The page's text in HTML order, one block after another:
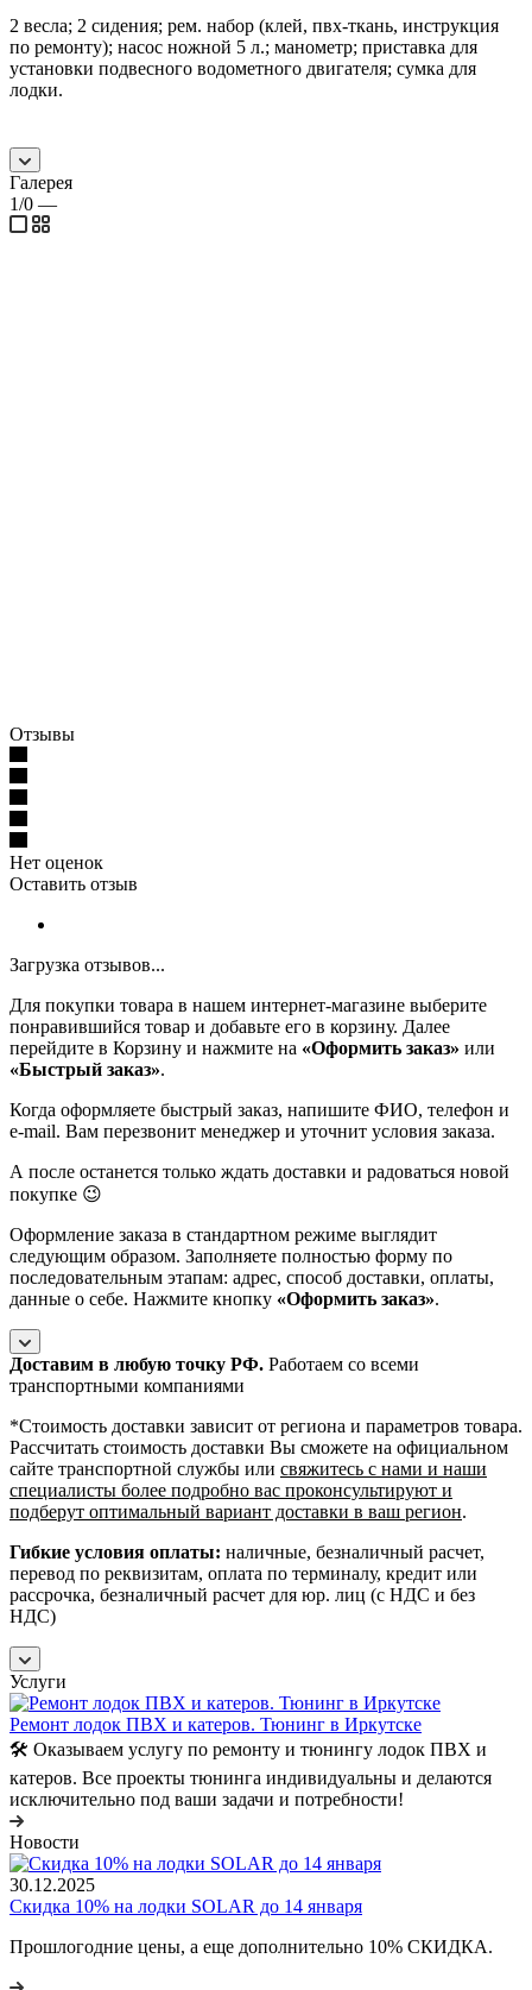
2 весла; 2 сидения; рем. набор (клей, пвх-ткань, инструкция
по ремонту); насос ножной 5 л.; манометр; приставка для
установки подвесного водометного двигателя; сумка для
лодки.
Галерея
1/0 —
Отзывы
Нет оценок
Оставить отзыв
Загрузка отзывов...
Для покупки товара в нашем интернет-магазине выберите
понравившийся товар и добавьте его в корзину. Далее
перейдите в Корзину и нажмите на «Оформить заказ» или
«Быстрый заказ».
Когда оформляете быстрый заказ, напишите ФИО, телефон и
e-mail. Вам перезвонит менеджер и уточнит условия заказа.
А после останется только ждать доставки и радоваться новой
покупке 😉
Оформление заказа в стандартном режиме выглядит
следующим образом. Заполняете полностью форму по
последовательным этапам: адрес, способ доставки, оплаты,
данные о себе. Нажмите кнопку «Оформить заказ».
Доставим в любую точку РФ. Работаем со всеми
транспортными компаниями
*Cтоимость доставки зависит от региона и параметров товара.
Рассчитать стоимость доставки Вы сможете на официальном
сайте транспортной службы или свяжитесь с нами и наши
специалисты более подробно вас проконсультируют и
подберут оптимальный вариант доставки в ваш регион.
Гибкие условия оплаты: наличные, безналичный расчет,
перевод по реквизитам, оплата по терминалу, кредит или
рассрочка, безналичный расчет для юр. лиц (с НДС и без
НДС)
Услуги
Ремонт лодок ПВХ и катеров. Тюнинг в Иркутске
🛠️ Оказываем услугу по ремонту и тюнингу лодок ПВХ и
катеров. Все проекты тюнинга индивидуальны и делаются
исключительно под ваши задачи и потребности!
Новости
30.12.2025
Скидка 10% на лодки SOLAR до 14 января
Прошлогодние цены, а еще дополнительно 10% СКИДКА.